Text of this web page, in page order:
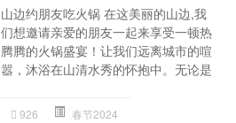
山边约朋友吃火锅 在这美丽的山边,我
们想邀请亲爱的朋友一起来享受一顿热
腾腾的火锅盛宴！让我们远离城市的喧
嚣，沐浴在山清水秀的怀抱中。无论是
926 春节2024